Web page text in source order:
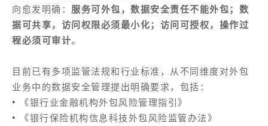
向愈发明确： 服务可外包，数据安全责任不能外包；数
据可共享，访问权限必须最小化；访问可授权，操作过
程必须可审计。
目前已有多项监管法规和行业标准，从不同维度对外包
业务中的数据安全管理提出明确要求，包括：
• 《银行业金融机构外包风险管理指引》
• 《银行保险机构信息科技外包风险监管办法》